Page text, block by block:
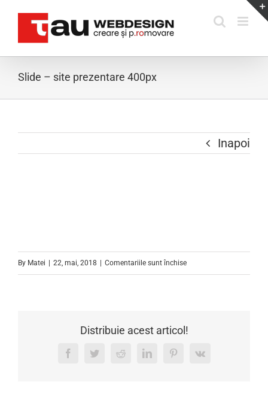
content
Slide – site prezentare 400px
Inapoi
By Matei 22, mai, 2018 Comentariile sunt închisepentru
prezentare
Distribuie acest articol!
FacebookTwitterRedditLinkedInPinterest
Vk